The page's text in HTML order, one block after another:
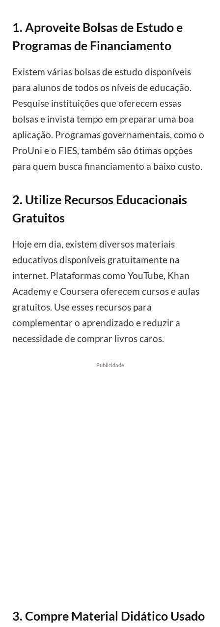
1. Aproveite Bolsas de Estudo e
Programas de Financiamento
Existem várias bolsas de estudo disponíveis
para alunos de todos os níveis de educação.
Pesquise instituições que oferecem essas
bolsas e invista tempo em preparar uma boa
aplicação. Programas governamentais, como o
ProUni e o FIES, também são ótimas opções
para quem busca financiamento a baixo custo.
2. Utilize Recursos Educacionais
Gratuitos
Hoje em dia, existem diversos materiais
educativos disponíveis gratuitamente na
internet. Plataformas como YouTube, Khan
Academy e Coursera oferecem cursos e aulas
gratuitos. Use esses recursos para
complementar o aprendizado e reduzir a
necessidade de comprar livros caros.
Publicidade
3. Compre Material Didático Usado